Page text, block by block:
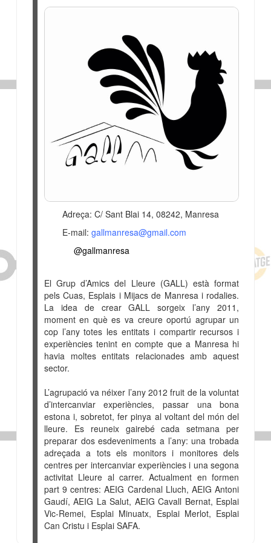
Adreça: C/ Sant Blai 14, 08242, Manresa
E-mail: gallmanresa@gmail.com
@gallmanresa
El Grup d’Amics del Lleure (GALL) està format
pels Cuas, Esplais i Mijacs de Manresa i rodalies.
La idea de crear GALL sorgeix l’any 2011,
moment en què es va creure oportú agrupar un
cop l’any totes les entitats i compartir recursos i
experiències tenint en compte que a Manresa hi
havia moltes entitats relacionades amb aquest
sector.
L’agrupació va néixer l’any 2012 fruit de la voluntat
d’intercanviar experiències, passar una bona
estona i, sobretot, fer pinya al voltant del món del
lleure. Es reuneix gairebé cada setmana per
preparar dos esdeveniments a l’any: una trobada
adreçada a tots els monitors i monitores dels
centres per intercanviar experiències i una segona
activitat Lleure al carrer. Actualment en formen
part 9 centres: AEIG Cardenal Lluch, AEIG Antoni
Gaudí, AEIG La Salut, AEIG Cavall Bernat, Esplai
Vic-Remei, Esplai Minuatx, Esplai Merlot, Esplai
Can Cristu i Esplai SAFA.